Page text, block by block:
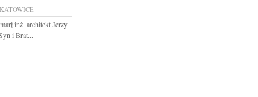
KATOWICE
inż. architekt Jerzy
i Brat...